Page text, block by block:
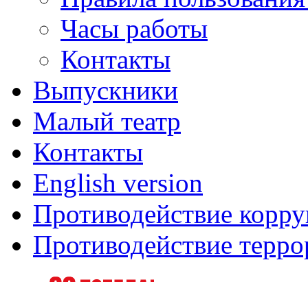
Часы работы
Контакты
Выпускники
Малый театр
Контакты
English version
Противодействие
Противодействие